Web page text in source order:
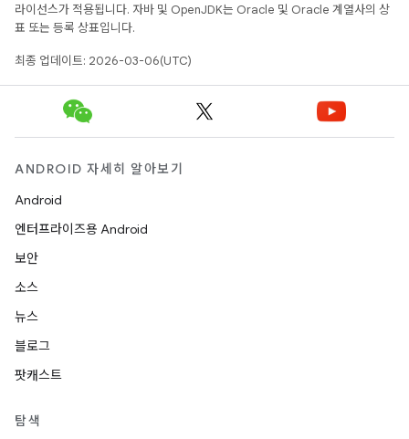
라이선스가 적용됩니다. 자바 및 OpenJDK는 Oracle 및 Oracle 계열사의 상
표 또는 등록 상표입니다.
최종 업데이트: 2026-03-06(UTC)
ANDROID 자세히 알아보기
Android
엔터프라이즈용 Android
보안
소스
뉴스
블로그
팟캐스트
탐색